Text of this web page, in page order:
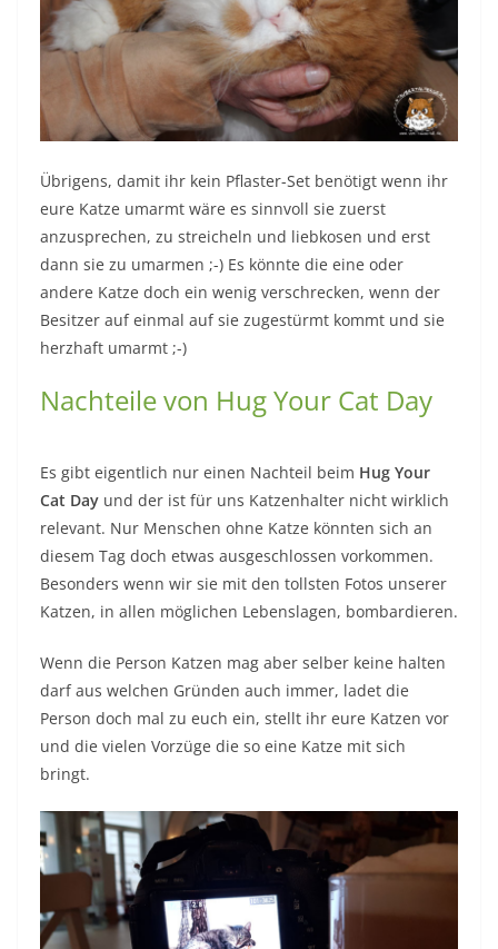
Übrigens, damit ihr kein Pflaster-Set benötigt wenn ihr
eure Katze umarmt wäre es sinnvoll sie zuerst
anzusprechen, zu streicheln und liebkosen und erst
dann sie zu umarmen ;-) Es könnte die eine oder
andere Katze doch ein wenig verschrecken, wenn der
Besitzer auf einmal auf sie zugestürmt kommt und sie
herzhaft umarmt ;-)
Nachteile von Hug Your Cat Day
Es gibt eigentlich nur einen Nachteil beim Hug Your
Cat Day und der ist für uns Katzenhalter nicht wirklich
relevant. Nur Menschen ohne Katze könnten sich an
diesem Tag doch etwas ausgeschlossen vorkommen.
Besonders wenn wir sie mit den tollsten Fotos unserer
Katzen, in allen möglichen Lebenslagen, bombardieren.
Wenn die Person Katzen mag aber selber keine halten
darf aus welchen Gründen auch immer, ladet die
Person doch mal zu euch ein, stellt ihr eure Katzen vor
und die vielen Vorzüge die so eine Katze mit sich
bringt.